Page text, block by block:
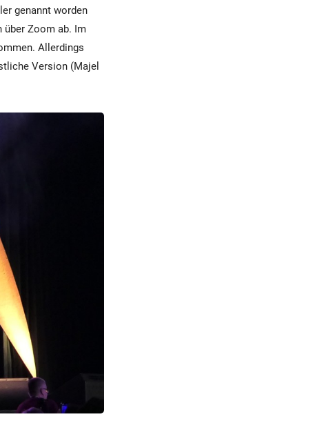
genannt worden
über Zoom ab. Im
Allerdings
Version (Majel